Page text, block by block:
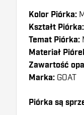
Kolor Piórka:
Kształt Piórka:
Temat Piórka:
Materiał
Zawartość
Marka: GOAT
Piórka są